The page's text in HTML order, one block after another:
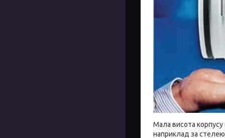
Мала висота корпусу
наприклад за